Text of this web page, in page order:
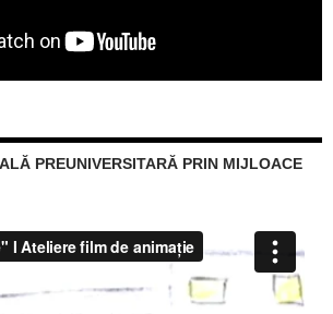
PREUNIVERSITARĂ PRIN MIJLOACE